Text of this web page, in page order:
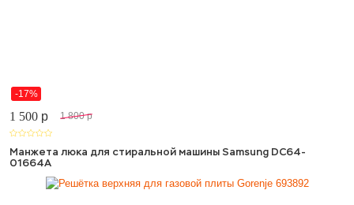
-17%
1 500 p 1 800 p
Манжета люка для стиральной машины Samsung DC64-
01664A